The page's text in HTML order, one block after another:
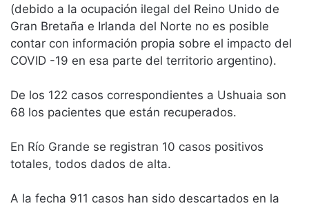
(debido a la ocupación ilegal del Reino Unido de
Gran Bretaña e Irlanda del Norte no es posible
contar con información propia sobre el impacto del
COVID -19 en esa parte del territorio argentino).
De los 122 casos correspondientes a Ushuaia son
68 los pacientes que están recuperados.
En Río Grande se registran 10 casos positivos
totales, todos dados de alta.
A la fecha 911 casos han sido descartados en la